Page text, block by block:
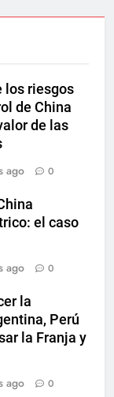
los riesgos
de China
de las
ago 0
el caso
ago 0
la
Perú
la Franja y
ago 0